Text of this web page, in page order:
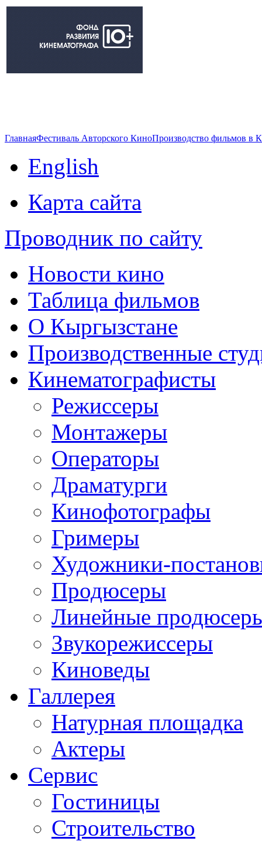
ГлавнаяФестиваль Авторского КиноПроизводство фильмов в
English
Карта сайта
Проводник по сайту
Новости кино
Таблица фильмов
О Кыргызстане
Производственные
Кинематографисты
Режиссеры
Монтажеры
Операторы
Драматурги
Кинофотографы
Гримеры
Художники-
Продюсеры
Линейные
Звукорежиссеры
Киноведы
Галлерея
Натурная площадка
Актеры
Сервис
Гостиницы
Строительство